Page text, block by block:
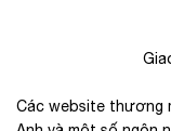
Các website thương